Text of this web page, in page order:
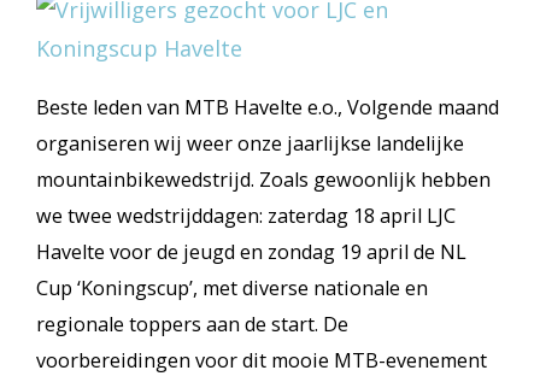
Beste leden van MTB Havelte e.o., Volgende maand
organiseren wij weer onze jaarlijkse landelijke
mountainbikewedstrijd. Zoals gewoonlijk hebben
we twee wedstrijddagen: zaterdag 18 april LJC
Havelte voor de jeugd en zondag 19 april de NL
Cup ‘Koningscup’, met diverse nationale en
regionale toppers aan de start. De
voorbereidingen voor dit mooie MTB-evenement